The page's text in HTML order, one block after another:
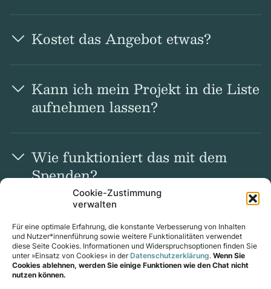
Cookie-Zustimmung
verwalten
Für eine optimale Erfahrung, die konstante Verbesserung von Inhalten
und Nutzer*innenführung sowie weitere Funktionalitäten verwendet
diese Seite Cookies. Informationen und Widerspruchsoptionen finden Sie
unter »Einsatz von Cookies« in derDatenschutzerklärung. Wenn Sie
Cookies ablehnen, werden Sie einige Funktionen wie den Chat nicht
nutzen können.
Kos­tet das Ange­bot etwas?
Kann ich mein Pro­jekt in die Liste
auf­neh­men las­sen?
Wie funk­tio­niert das mit dem
Spen­den?
Spenden mit Impact